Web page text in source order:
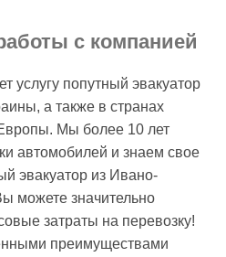
с компанией
услугу попутный эвакуатор
а также в странах
Мы более 10 лет
автомобилей и знаем свое
эвакуатор из Ивано-
можете значительно
затраты на перевозку!
преимуществами